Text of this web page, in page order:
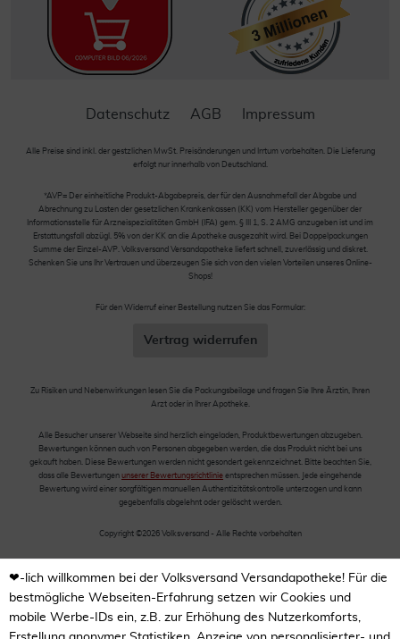
Datenschutz AGB Impressum
Alle Preise sind inkl. der gestzlichen MwSt. Preisänderungen und Irrtum vorbehalten. Die Lieferung
erfolgt nur innerhalb von Deutschland.
*AVP= Der einheitliche Produkt-Abgabepreis, der für den Ausnahmefall der Abgabe und
Abrechnung zu Lasten der gesetzlichen Krankenkassen (KK) vom Hersteller gegenüber der
Informationsstelle für Arzneispezialitäten GmbH (IFA) gem. § III 1, S. 2 AMG anzugeben ist und im
Erstattungsfall abzügl. 5% von der KK an die Apotheke ausgezahlt wird. Bei Doppelpackungen
Summe der Einzel-AVP. Volksversand Versandapotheke liefert schnell, zuverlässig und diskret.
Schenken Sie uns Ihr Vertrauen und überzeugen Sie sich von den vielen Vorteilen unseres Online-
Shops!
Für den Widerruf einer Bestellung nutzen Sie das Formular:
Vertrag widerrufen
Zu Risiken und Nebenwirkungen lesen Sie die Packungsbeilage und fragen Sie Ihre Ärztin, Ihren
Arzt oder in Ihrer Apotheke.
Alle Besucher unserer Webseite sind herzlich eingeladen, Produktbewertungen abzugeben.
Bewertungen können auch von Personen abgegeben werden, die das Produkt nicht bei uns
gekauft haben. Diese Bewertungen werden nicht gesondert gekennzeichnet. Bitte beachten Sie,
dass alle Bewertungen unserer Bewertungsrichtlinie entsprechen müssen. Jede eingehende
Bewertung wird einer sorgfältigen manuellen Authentizitätskontrolle unterzogen und kann
gegebenfalls abgelehnt oder gelöscht werden.
Copyright ©2026 Volksversand - Alle Rechte vorbehalten
❤-lich willkommen bei der Volksversand Versandapotheke! Für die
bestmögliche Webseiten-Erfahrung setzen wir Cookies und
mobile Werbe-IDs ein, z.B. zur Erhöhung des Nutzerkomforts,